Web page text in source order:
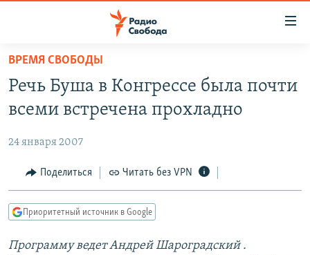
упрощенного
доступа
основному
Вернутся
главной
навигации
Вернутся
ПОДКАСТЫ
АВТОРСКИЕ ПРОЕКТЫ
ЦИТАТЫ СВОБОДЫ
МНЕНИЯ
IDEL.РЕАЛИИ
КАВКАЗ.РЕАЛИИ
ВРЕМЯ СВОБОДЫ
Речь Буша в Конгрессе была почти
всеми встречена прохладно
24 января 2007
Поделиться Читать без VPN
Приоритетный источник в Google
Программу ведетАндрей Шароградский.